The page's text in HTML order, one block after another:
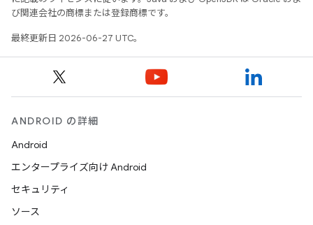
び関連会社の商標または登録商標です。
最終更新日 2026-06-27 UTC。
ANDROID の詳細
Android
エンタープライズ向け Android
セキュリティ
ソース